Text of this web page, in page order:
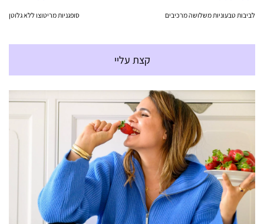
לביבות טבעוניות משלושה מרכיבים סופגניות מריטוצו ללא גלוטן
קצת עליי